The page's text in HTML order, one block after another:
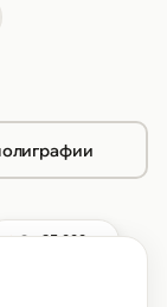
От 35 000 ₽